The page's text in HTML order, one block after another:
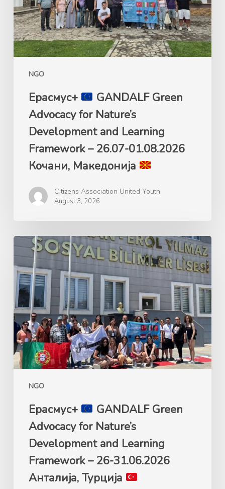
NGO
Nature’s
Development
and
Learning
26.07-
01.08.2026
Кочани,
Македонија
Ерасмус+
GANDALF Green
Advocacy for Nature’s
Development and Learning
Framework – 26.07-01.08.2026
Кочани, Македонија
Citizens Association United Youth
August 3, 2026
NGO
Ерасмус+
GANDALF
Green
Advocacy
for
Nature’s
Development
and
Learning
31.06.2026
Анталија,
Турција
Ерасмус+
GANDALF Green
Advocacy for Nature’s
Development and Learning
Framework – 26-31.06.2026
Анталија, Турција